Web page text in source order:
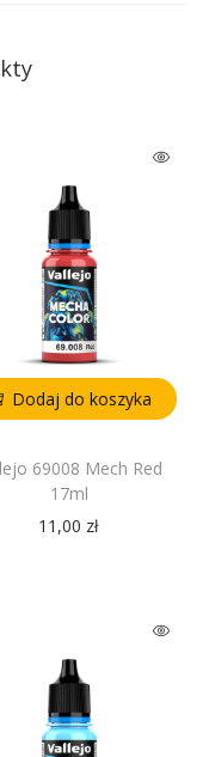
Dodaj do koszyka
69008 Mech Red
17ml
11,00 zł